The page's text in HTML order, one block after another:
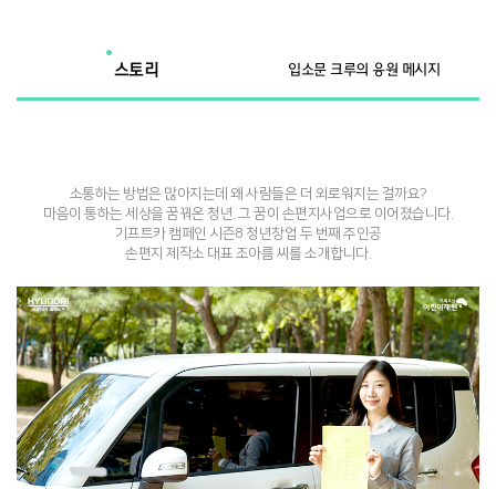
스토리 입소문 크루의 응원 메시지
소통하는 방법은 많아지는데 왜 사람들은 더 외로워지는 걸까요?
마음이 통하는 세상을 꿈꿔온 청년. 그 꿈이 손편지사업으로 이어졌습니다.
기프트카 캠페인 시즌8 청년창업 두 번째 주인공
손편지 제작소 대표 조아름 씨를 소개합니다.